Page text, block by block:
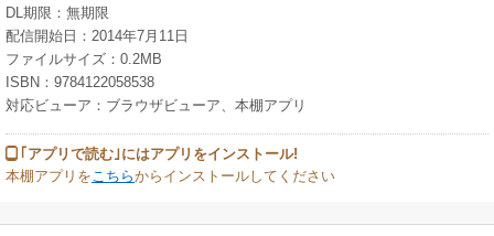
DL期限：無期限
配信開始日：2014年7月11日
ファイルサイズ：0.2MB
ISBN：9784122058538
対応ビューア：ブラウザビューア、本棚アプリ
｢アプリで読む｣にはアプリをインストール!
本棚アプリをこちらからインストールしてください